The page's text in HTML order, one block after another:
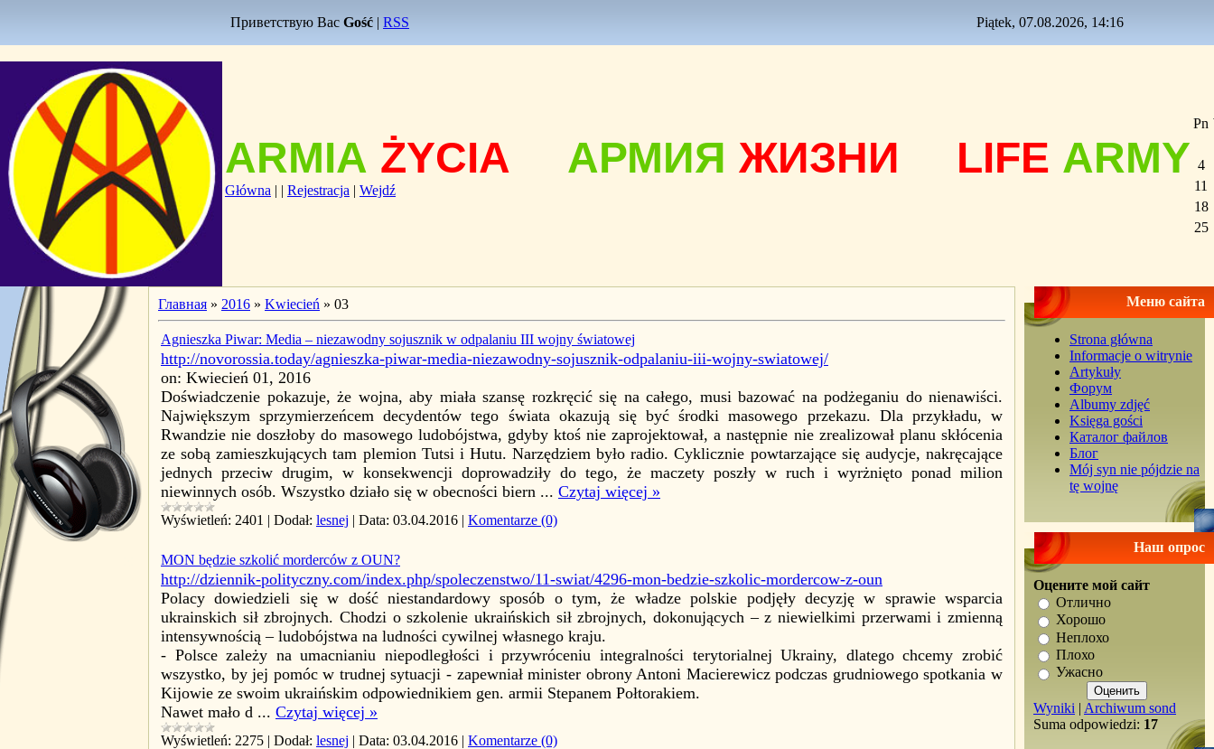
Приветствую Вас Gość | RSS Piątek, 07.08.2026, 14:16
ARMIA ŻYCIA АРМИЯ ЖИЗНИ LIFE ARMY
Główna | | Rejestracja | Wejdź
Pn
4
11
18
25
Главная » 2016 » Kwiecień » 03
Agnieszka Piwar: Media – niezawodny sojusznik w odpalaniu III wojny światowej
http://novorossia.today/agnieszka-piwar-media-niezawodny-sojusznik-odpalaniu-iii-wojny-swiatowej/
on: Kwiecień 01, 2016
Doświadczenie pokazuje, że wojna, aby miała szansę rozkręcić się na całego, musi bazować na podżeganiu do nienawiści.
Największym sprzymierzeńcem decydentów tego świata okazują się być środki masowego przekazu. Dla przykładu, w
Rwandzie nie doszłoby do masowego ludobójstwa, gdyby ktoś nie zaprojektował, a następnie nie zrealizował planu skłócenia
ze sobą zamieszkujących tam plemion Tutsi i Hutu. Narzędziem było radio. Cyklicznie powtarzające się audycje, nakręcające
jednych przeciw drugim, w konsekwencji doprowadziły do tego, że maczety poszły w ruch i wyrżnięto ponad milion
niewinnych osób. Wszystko działo się w obecności biern ... Czytaj więcej »
Wyświetleń: 2401 | Dodał: lesnej | Data: 03.04.2016 | Komentarze (0)
MON będzie szkolić morderców z OUN?
http://dziennik-polityczny.com/index.php/spoleczenstwo/11-swiat/4296-mon-bedzie-szkolic-mordercow-z-oun
Polacy dowiedzieli się w dość niestandardowy sposób o tym, że władze polskie podjęły decyzję w sprawie wsparcia
ukrainskich sił zbrojnych. Chodzi o szkolenie ukraińskich sił zbrojnych, dokonujących – z niewielkimi przerwami i zmienną
intensywnością – ludobójstwa na ludności cywilnej własnego kraju.
- Polsce zależy na umacnianiu niepodległości i przywróceniu integralności terytorialnej Ukrainy, dlatego chcemy zrobić
wszystko, by jej pomóc w trudnej sytuacji - zapewniał minister obrony Antoni Macierewicz podczas grudniowego spotkania w
Kijowie ze swoim ukraińskim odpowiednikiem gen. armii Stepanem Połtorakiem.
Nawet mało d ... Czytaj więcej »
Wyświetleń: 2275 | Dodał: lesnej | Data: 03.04.2016 | Komentarze (0)
Меню сайта
Strona główna
Informacje o witrynie
Artykuły
Форум
Albumy zdjęć
Księga gości
Каталог файлов
Блог
Mój syn nie pójdzie na
tę wojnę
Наш опрос
Оцените мой сайт
Отлично
Хорошо
Неплохо
Плохо
Ужасно
Wyniki | Archiwum sond
Suma odpowiedzi: 17